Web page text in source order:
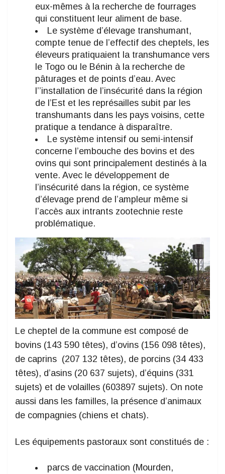
eux-mêmes à la recherche de fourrages
qui constituent leur aliment de base.
Le système d’élevage transhumant,
compte tenue de l’effectif des cheptels, les
éleveurs pratiquaient la transhumance vers
le Togo ou le Bénin à la recherche de
pâturages et de points d’eau. Avec
l’’installation de l’insécurité dans la région
de l’Est et les représailles subit par les
transhumants dans les pays voisins, cette
pratique a tendance à disparaître.
Le système intensif ou semi-intensif
concerne l’embouche des bovins et des
ovins qui sont principalement destinés à la
vente. Avec le développement de
l’insécurité dans la région, ce système
d’élevage prend de l’ampleur même si
l’accès aux intrants zootechnie reste
problématique.
Le cheptel de la commune est composé de
bovins (143 590 têtes), d’ovins (156 098 têtes),
de caprins (207 132 têtes), de porcins (34 433
têtes), d’asins (20 637 sujets), d’équins (331
sujets) et de volailles (603897 sujets). On note
aussi dans les familles, la présence d’animaux
de compagnies (chiens et chats).
Les équipements pastoraux sont constitués de :
parcs de vaccination (Mourden,